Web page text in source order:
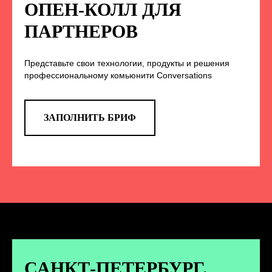
ОПЕН-КОЛЛ ДЛЯ
ПАРТНЕРОВ
Представьте свои технологии, продукты и решения
профессиональному комьюнити Conversations
ЗАПОЛНИТЬ БРИФ
TELEGRAM
анонс новых спикеров и другие
новости конференции